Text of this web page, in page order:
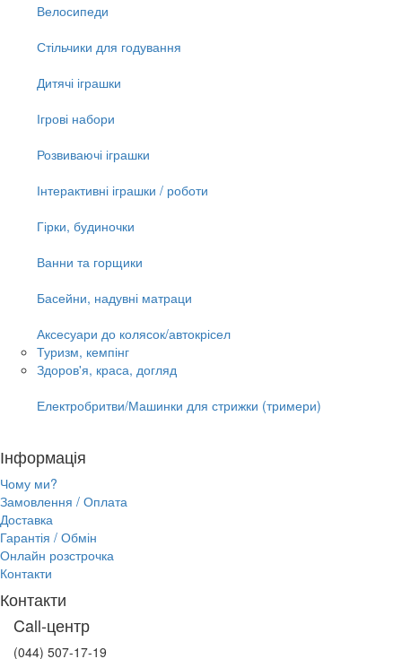
Велосипеди
Стільчики для годування
Дитячі іграшки
Ігрові набори
Розвиваючі іграшки
Інтерактивні іграшки / роботи
Гірки, будиночки
Ванни та горщики
Басейни, надувні матраци
Аксесуари до колясок/автокрісел
Туризм, кемпінг
Здоров'я, краса, догляд
Електробритви/Машинки для стрижки (тримери)
Інформація
Чому ми?
Замовлення / Оплата
Доставка
Гарантія / Обмін
Онлайн розстрочка
Контакти
Контакти
Call-центр
(044) 507-17-19